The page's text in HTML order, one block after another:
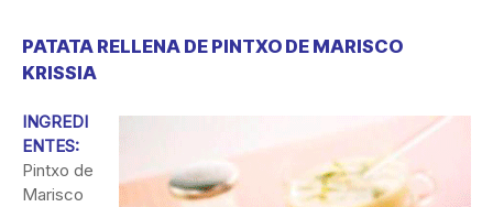
PATATA RELLENA DE PINTXO DE MARISCO
KRISSIA
INGREDI
ENTES:
Pintxo de
Marisco